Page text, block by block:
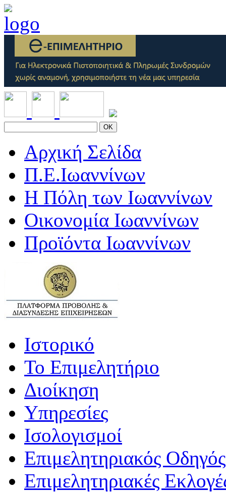
OK
Αρχική Σελίδα
Π.Ε.Ιωαννίνων
Η Πόλη των Ιωαννίνων
Οικονομία Ιωαννίνων
Προϊόντα Ιωαννίνων
Ιστορικό
Το Επιμελητήριο
Διοίκηση
Υπηρεσίες
Ισολογισμοί
Επιμελητηριακός Οδηγός
Επιμελητηριακές